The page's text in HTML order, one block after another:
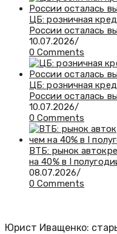
ЦБ: розничная
России осталась
10.07.2026/
0 Comments
ЦБ: розничная
России осталась
10.07.2026/
0 Comments
ВТБ: рынок
на 40% в I
08.07.2026/
0 Comments
Юрист Иващенко: